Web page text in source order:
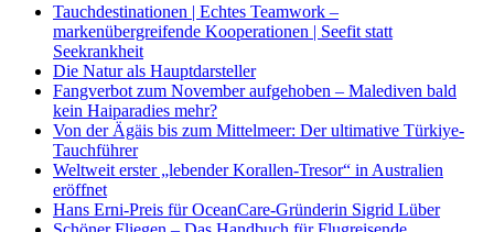
Tauchdestinationen | Echtes Teamwork –
markenübergreifende Kooperationen | Seefit statt
Seekrankheit
Die Natur als Hauptdarsteller
Fangverbot zum November aufgehoben – Malediven bald
kein Haiparadies mehr?
Von der Ägäis bis zum Mittelmeer: Der ultimative Türkiye-
Tauchführer
Weltweit erster „lebender Korallen-Tresor“ in Australien
eröffnet
Hans Erni-Preis für OceanCare-Gründerin Sigrid Lüber